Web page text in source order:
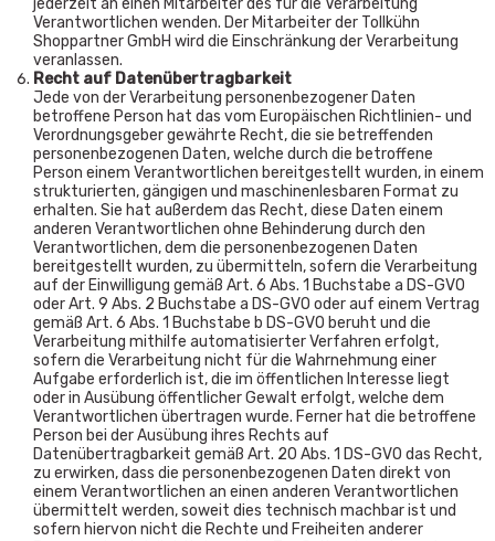
jederzeit an einen Mitarbeiter des für die Verarbeitung
Verantwortlichen wenden. Der Mitarbeiter der Tollkühn
Shoppartner GmbH wird die Einschränkung der Verarbeitung
veranlassen.
Recht auf Datenübertragbarkeit
Jede von der Verarbeitung personenbezogener Daten
betroffene Person hat das vom Europäischen Richtlinien- und
Verordnungsgeber gewährte Recht, die sie betreffenden
personenbezogenen Daten, welche durch die betroffene
Person einem Verantwortlichen bereitgestellt wurden, in einem
strukturierten, gängigen und maschinenlesbaren Format zu
erhalten. Sie hat außerdem das Recht, diese Daten einem
anderen Verantwortlichen ohne Behinderung durch den
Verantwortlichen, dem die personenbezogenen Daten
bereitgestellt wurden, zu übermitteln, sofern die Verarbeitung
auf der Einwilligung gemäß Art. 6 Abs. 1 Buchstabe a DS-GVO
oder Art. 9 Abs. 2 Buchstabe a DS-GVO oder auf einem Vertrag
gemäß Art. 6 Abs. 1 Buchstabe b DS-GVO beruht und die
Verarbeitung mithilfe automatisierter Verfahren erfolgt,
sofern die Verarbeitung nicht für die Wahrnehmung einer
Aufgabe erforderlich ist, die im öffentlichen Interesse liegt
oder in Ausübung öffentlicher Gewalt erfolgt, welche dem
Verantwortlichen übertragen wurde. Ferner hat die betroffene
Person bei der Ausübung ihres Rechts auf
Datenübertragbarkeit gemäß Art. 20 Abs. 1 DS-GVO das Recht,
zu erwirken, dass die personenbezogenen Daten direkt von
einem Verantwortlichen an einen anderen Verantwortlichen
übermittelt werden, soweit dies technisch machbar ist und
sofern hiervon nicht die Rechte und Freiheiten anderer